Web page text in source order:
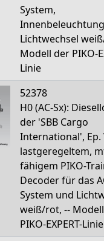
System,
Lichtwechsel
Modell der PIKO-
Linie
52378
H0 (AC-Sx):
der 'SBB Cargo
International', Ep.
lastgeregeltem,
fähigem PIKO-
Decoder für das
System und
weiß/rot, --
PIKO-EXPERT-Linie